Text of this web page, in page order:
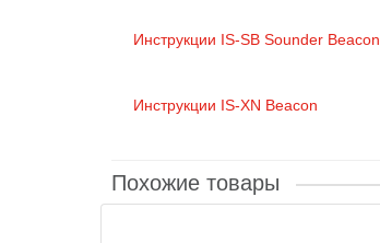
Инструкции IS-SB Sounder Beacon
Инструкции IS-XN Beacon
Похожие товары